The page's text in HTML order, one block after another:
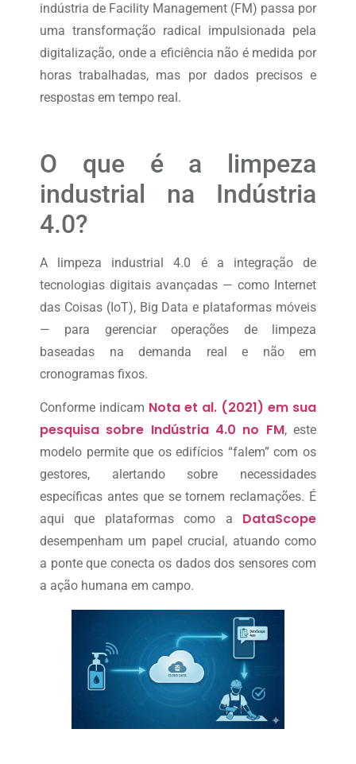
indústria de Facility Management (FM) passa por
uma transformação radical impulsionada pela
digitalização, onde a eficiência não é medida por
horas trabalhadas, mas por dados precisos e
respostas em tempo real.
O que é a limpeza
industrial na Indústria
4.0?
A limpeza industrial 4.0 é a integração de
tecnologias digitais avançadas — como Internet
das Coisas (IoT), Big Data e plataformas móveis
— para gerenciar operações de limpeza
baseadas na demanda real e não em
cronogramas fixos.
Conforme indicam Nota et al. (2021) em sua
pesquisa sobre Indústria 4.0 no FM, este
modelo permite que os edifícios “falem” com os
gestores, alertando sobre necessidades
específicas antes que se tornem reclamações. É
aqui que plataformas como a DataScope
desempenham um papel crucial, atuando como
a ponte que conecta os dados dos sensores com
a ação humana em campo.